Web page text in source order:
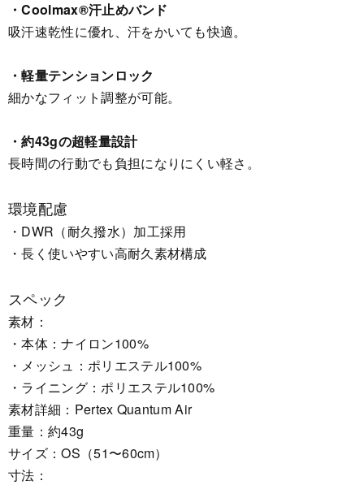
・Coolmax®汗止めバンド
吸汗速乾性に優れ、汗をかいても快適。
・軽量テンションロック
細かなフィット調整が可能。
・約43gの超軽量設計
長時間の行動でも負担になりにくい軽さ。
環境配慮
・DWR（耐久撥水）加工採用
・長く使いやすい高耐久素材構成
スペック
素材：
・本体：ナイロン100%
・メッシュ：ポリエステル100%
・ライニング：ポリエステル100%
素材詳細：Pertex Quantum Air
重量：約43g
サイズ：OS（51〜60cm）
寸法：